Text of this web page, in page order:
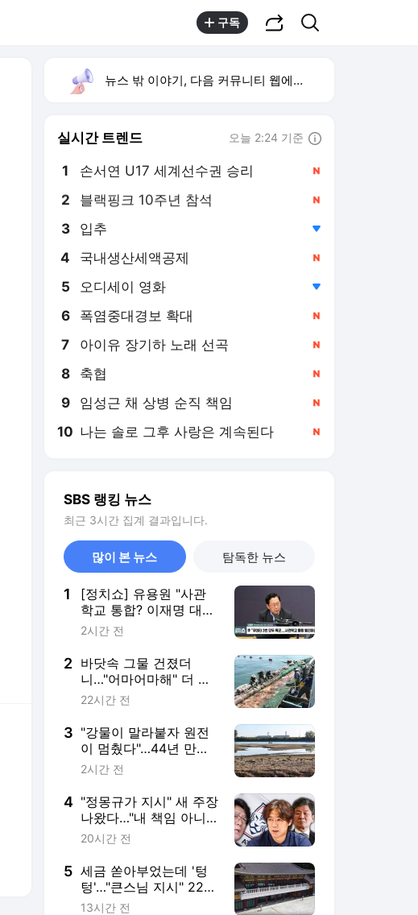
구독
뉴스 밖 이야기, 다음 커뮤니티 웹에서 보기
실시간 트렌드 오늘 2:24 기준
1 손서연 U17 세계선수권 승리
2 블랙핑크 10주년 참석
3 입추
4 국내생산세액공제
5 오디세이 영화
6 폭염중대경보 확대
7 아이유 장기하 노래 선곡
8 축협
9 임성근 채 상병 순직 책임
10 나는 솔로 그후 사랑은 계속된다
SBS 랭킹 뉴스
최근 3시간 집계 결과입니다.
많이 본 뉴스 탐독한 뉴스
1
[정치쇼] 유용원 "사관
학교 통합? 이재명 대통
령, 군심 벌집 건드렸
은 골다공증"
2시간 전
2 바닷속 그물 건졌더
니…"어마어마해" 더 밀
려온다
22시간 전
3 "강물이 말라붙자 원전
이 멈췄다"…44년 만의
'셧다운' 공포 [스프]
2시간 전
4 "정몽규가 지시" 새 주장
나왔다…"내 책임 아니
야" 결국
20시간 전
5 세금 쏟아부었는데 '텅
텅'…"큰스님 지시" 220
억의 반전 [XR]
13시간 전